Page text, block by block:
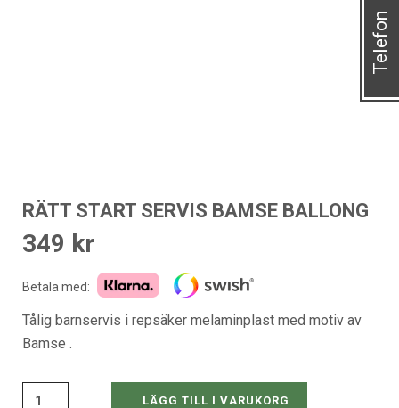
RÄTT START SERVIS BAMSE BALLONG
349 kr
Betala med:
Tålig barnservis i repsäker melaminplast med motiv av
Bamse .
LÄGG TILL I VARUKORG
Telefon